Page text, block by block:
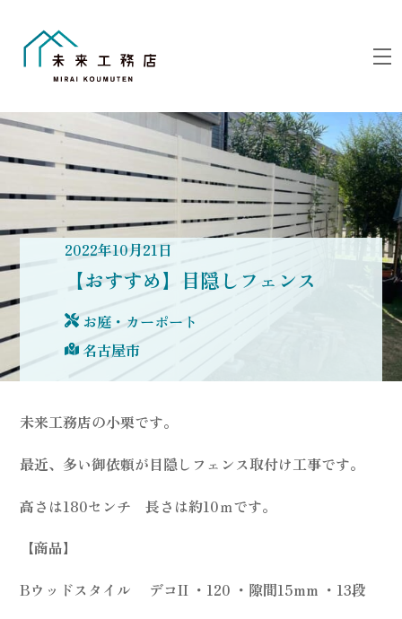
2022年10月21日
【おすすめ】目隠しフェンス
お庭・カーポート
名古屋市
未来工務店の小栗です。
最近、多い御依頼が目隠しフェンス取付け工事です。
高さは180センチ 長さは約10ｍです。
【商品】
Bウッドスタイル デコII ・120 ・隙間15mm ・13段